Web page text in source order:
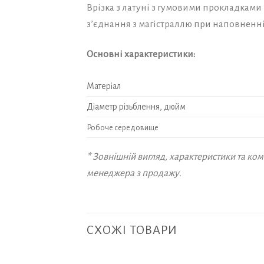
Врізка з латуні з гумовими
з’єднання з магістраллю при
Основні характеристики:
Матеріал
Діаметр різьблення, дюйм
Робоче середовище
* Зовнішній вигляд, характеристики та
менеджера з продажу.
СХОЖІ ТОВАРИ